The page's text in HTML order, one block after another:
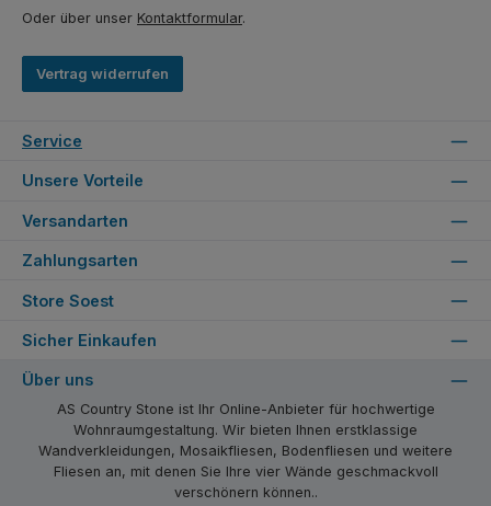
Oder über unser Kontaktformular.
Vertrag widerrufen
Service
Unsere Vorteile
Versandarten
Zahlungsarten
Store Soest
Sicher Einkaufen
Über uns
AS Country Stone ist Ihr Online-Anbieter für hochwertige
Wohnraumgestaltung. Wir bieten Ihnen erstklassige
Wandverkleidungen, Mosaikfliesen, Bodenfliesen und weitere
Fliesen an, mit denen Sie Ihre vier Wände geschmackvoll
verschönern können..